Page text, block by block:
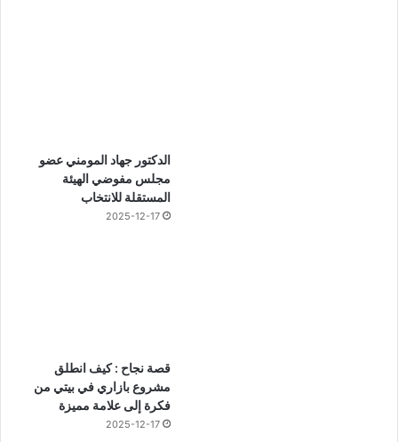
الدكتور جهاد المومني عضو
مجلس مفوضي الهيئة
المستقلة للانتخاب
2025-12-17
قصة نجاح : كيف انطلق
مشروع بازاري في بيتي من
فكرة إلى علامة مميزة
2025-12-17